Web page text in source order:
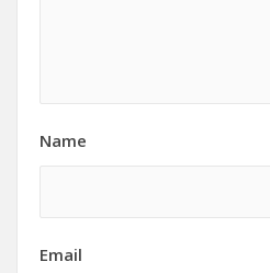
Name
Email